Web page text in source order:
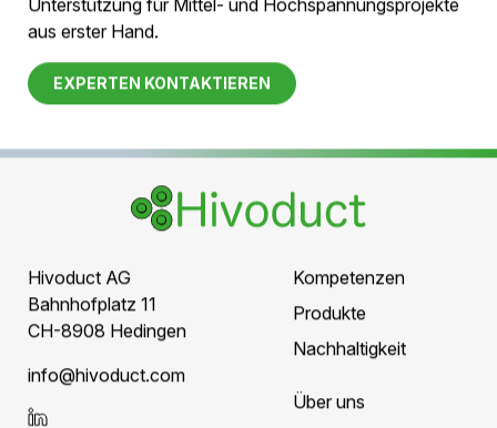
zur kontinuierlichen Zustandsüberwachung und
Unterstützung eines sicheren, effizienten
Netzbetriebs.
Dichtheit und Überwachung als
Teil des Systemkonzepts
Druckluftkabel nutzen trockene Druckluft als
Isolationsmedium innerhalb einer vollständig
geschlossenen Aluminiumkapselung. Die Kombination